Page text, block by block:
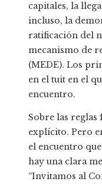
capitales, la
incluso, la
ratificación del
mecanismo de
(MEDE). Los
en el tuit en el
encuentro.
Sobre las reglas
explícito. Pero
el encuentro
hay una clara
“Invitamos al